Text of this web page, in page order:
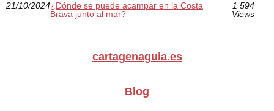
21/10/2024¿Dónde se puede acampar en la Costa
Brava junto al mar?
1 594
Views
cartagenaguia.es
Blog